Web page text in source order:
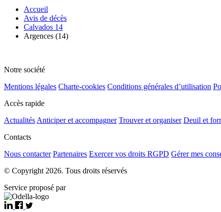
Accueil
Avis de décès
Calvados 14
Argences (14)
Notre société
Mentions légales Charte-cookies Conditions générales d’utilisation
Accès rapide
Actualités Anticiper et accompagner Trouver et organiser Deuil et
Contacts
Nous contacter Partenaires Exercer vos droits RGPD Gérer mes
© Copyright 2026. Tous droits réservés
Service proposé par